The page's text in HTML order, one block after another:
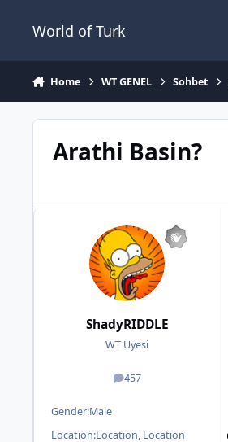
World of Turk
Home WT GENEL Sohbet
Arathi Basin?
ShadyRIDDLE
WT Uyesi
457
posts
Gender:Male
Location:Location, Location